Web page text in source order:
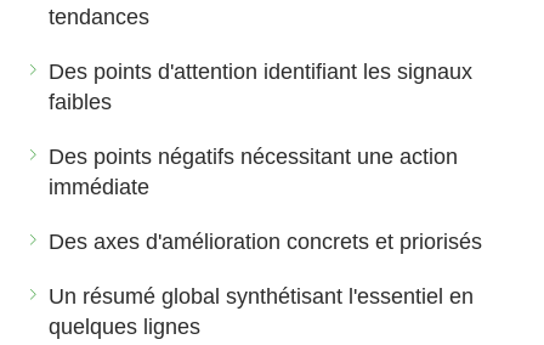
tendances
Des points d'attention identifiant les signaux
faibles
Des points négatifs nécessitant une action
immédiate
Des axes d'amélioration concrets et priorisés
Un résumé global synthétisant l'essentiel en
quelques lignes